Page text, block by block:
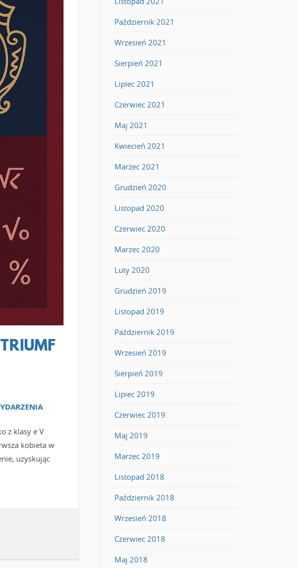
z klasy e V
kobieta w
uzyskując
Październik 2021
Wrzesień 2021
Sierpień 2021
Lipiec 2021
Czerwiec 2021
Maj 2021
Kwiecień 2021
Marzec 2021
Grudzień 2020
Listopad 2020
Czerwiec 2020
Marzec 2020
Luty 2020
Grudzień 2019
Listopad 2019
Październik 2019
Wrzesień 2019
Sierpień 2019
Lipiec 2019
Czerwiec 2019
Maj 2019
Marzec 2019
Listopad 2018
Październik 2018
Wrzesień 2018
Czerwiec 2018
Maj 2018